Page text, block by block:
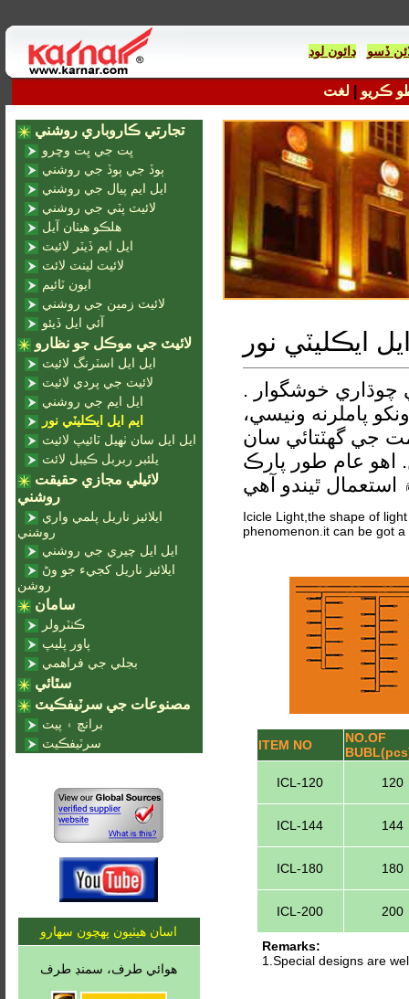
ڏسو
ڪريو لغت
ايڪليٽي نور
. قیادت واري قدم روشني لاء، ماڻهو پنهنجي ملڪيت جي چوڌاري خوشگوار
پاملرنه ونيسي،
جي گهٽتائي سان
اهو عام طور پارڪ
ٿيندو آهي
Icicle Light,the shape of
phenomenon.it can be got
ITEM NO
NO.OF
ICL-120 120
ICL-144 144
ICL-180 180
ICL-200 200
Remarks:
1.Special designs are
تجارتي ڪاروباري روشني
ڀت جي ڀت وڇرو
ٻوڏ جي ٻوڏ جي روشني
ايل ايم پيال جي روشني
لائيٽ پٽي جي روشني
هلڪو هيٺان آيل
ايل ايم ڏيٽر لائيٽ
لائيٽ لينٽ لائٽ
ايون ٽائيم
لائيٽ زمين جي روشني
آئي ايل ڏيئو
لائيٽ جي موڪل جو نظارو
ايل ايل اسٽرنگ لائيٽ
لائيٽ جي پردي لائيٽ
ايل ايم جي روشني
ايم ايل ايڪليٽي نور
ايل ايل سان ٺهيل ٽائيپ لائيٽ
يلئبر ربربل ڪيبل لائٽ
لائيلي مجازي حقيقت
روشني
ايلائيز ناريل پلمي واري
روشني
ايل ايل چيري جي روشني
ايلائيز ناريل کجيء جو وڻ
روشن
سامان
ڪنٽرولر
پاور پليپ
بجلي جي فراهمي
سٿائي
مصنوعات جي سرٽيفڪيٽ
برانچ ۽ پيٽ
سرٽيفڪيٽ
اسان هيٺيون پهچون سهارو
هوائي طرف، سمنڊ طرف